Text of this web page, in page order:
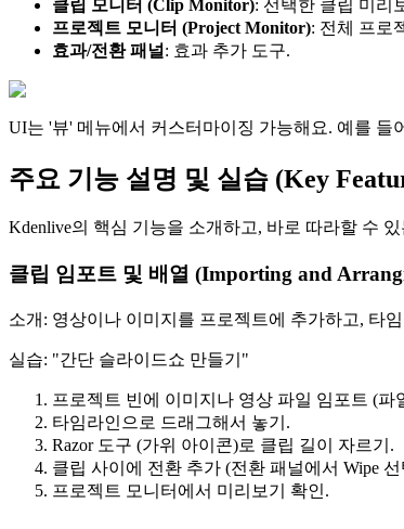
클립 모니터 (Clip Monitor): 선택한 클립 미리
프로젝트 모니터 (Project Monitor): 전체 프로
효과/전환 패널 : 효과 추가 도구.
UI는 '뷰' 메뉴에서 커스터마이징 가능해요. 예를
주요 기능 설명 및 실습 (Key
Kdenlive의 핵심 기능을 소개하고, 바로 따라할 수
클립 임포트 및 배열 (Importing and
소개: 영상이나 이미지를 프로젝트에 추가하고, 타
실습: "간단 슬라이드쇼 만들기"
프로젝트 빈에 이미지나 영상 파일 임포트 (파
타임라인으로 드래그해서 놓기.
Razor 도구 (가위 아이콘)로 클립 길이 자르기.
클립 사이에 전환 추가 (전환 패널에서 Wipe
프로젝트 모니터에서 미리보기 확인.